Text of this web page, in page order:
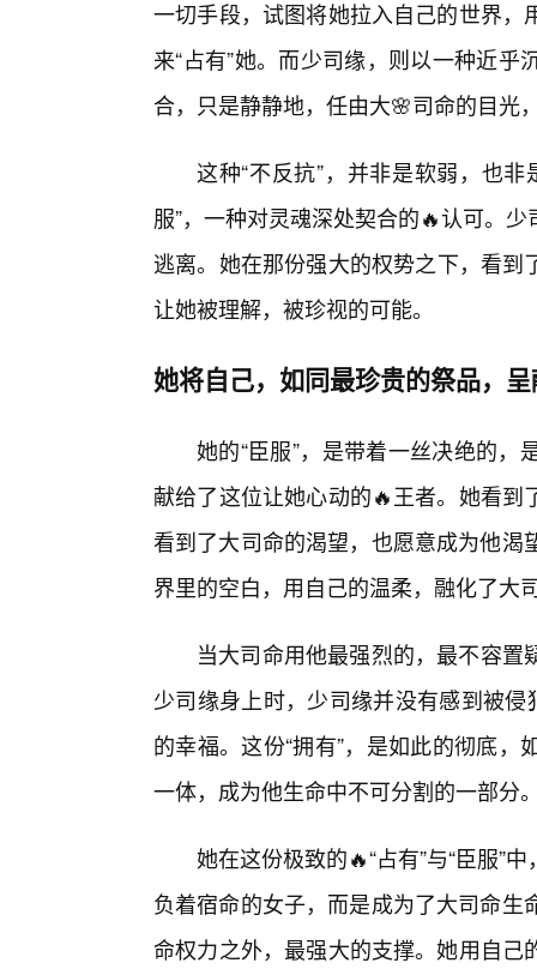
一切手段，试图将她拉入自己的世界
来“占有”她。而少司缘，则以一种近
合，只是静静地，任由大🌸司命的目光
这种“不反抗”，并非是软弱，也
服”，一种对灵魂深处契合的🔥认可。
逃离。她在那份强大的权势之下，看
让她被理解，被珍视的可能。
她将自己，如同最珍贵的祭品，
她的“臣服”，是带着一丝决绝的
献给了这位让她心动的🔥王者。她看
看到了大司命的渴望，也愿意成为他
界里的空白，用自己的温柔，融化了大
当大司命用他最强烈的，最不容
少司缘身上时，少司缘并没有感到被
的幸福。这份“拥有”，是如此的彻底
一体，成为他生命中不可分割的一部分
她在这份极致的🔥“占有”与“臣服”
负着宿命的女子，而是成为了大司命
命权力之外，最强大的支撑。她用自